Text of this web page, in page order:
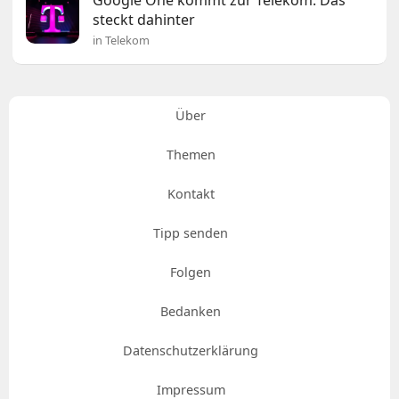
steckt dahinter
in Telekom
Über
Themen
Kontakt
Tipp senden
Folgen
Bedanken
Datenschutzerklärung
Impressum